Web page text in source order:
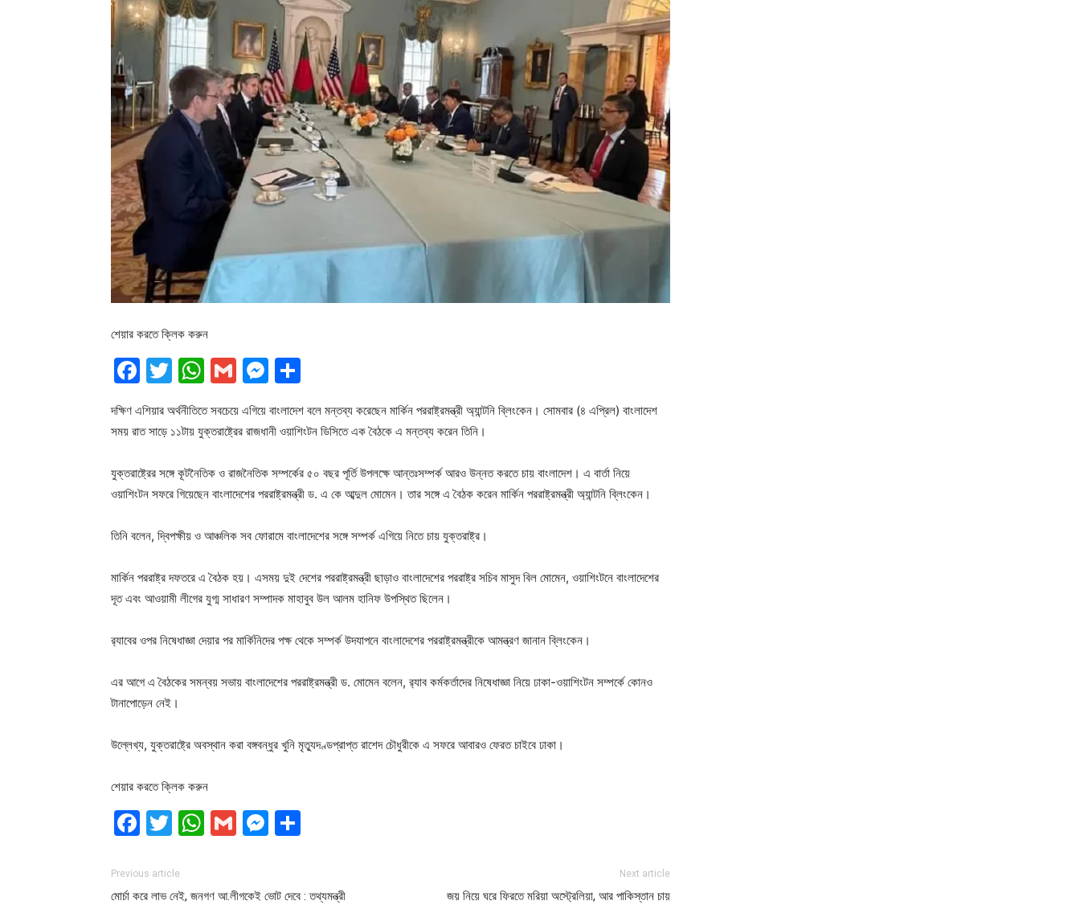
শেয়ার করতে ক্লিক করুন
Facebook
Twitter
WhatsApp
GmailMessenger
দক্ষিণ এশিয়ার অর্থনীতিতে সবচেয়ে এগিয়ে বাংলাদেশ বলে মন্তব্য করেছেন মার্কিন পররাষ্ট্রমন্ত্রী অ্যান্টনি ব্লিংকেন। সোমবার (৪ এপ্রিল) বাংলাদেশ
সময় রাত সাড়ে ১১টায় যুক্তরাষ্ট্রের রাজধানী ওয়াশিংটন ডিসিতে এক বৈঠকে এ মন্তব্য করেন তিনি।
যুক্তরাষ্ট্রের সঙ্গে কূটনৈতিক ও রাজনৈতিক সম্পর্কের ৫০ বছর পূর্তি উপলক্ষে আন্তঃসম্পর্ক আরও উন্নত করতে চায় বাংলাদেশ। এ বার্তা নিয়ে
ওয়াশিংটন সফরে গিয়েছেন বাংলাদেশের পররাষ্ট্রমন্ত্রী ড. এ কে আব্দুল মোমেন। তার সঙ্গে এ বৈঠক করেন মার্কিন পররাষ্ট্রমন্ত্রী অ্যান্টনি ব্লিংকেন।
তিনি বলেন, দ্বিপক্ষীয় ও আঞ্চলিক সব ফোরামে বাংলাদেশের সঙ্গে সম্পর্ক এগিয়ে নিতে চায় যুক্তরাষ্ট্র।
মার্কিন পররাষ্ট্র দফতরে এ বৈঠক হয়। এসময় দুই দেশের পররাষ্ট্রমন্ত্রী ছাড়াও বাংলাদেশের পররাষ্ট্র সচিব মাসুদ বিল মোমেন, ওয়াশিংটনে বাংলাদেশের
দূত এবং আওয়ামী লীগের যুগ্ম সাধারণ সম্পাদক মাহাবুব উল আলম হানিফ উপস্থিত ছিলেন।
র‌্যাবের ওপর নিষেধাজ্ঞা দেয়ার পর মার্কিনিদের পক্ষ থেকে সম্পর্ক উদযাপনে বাংলাদেশের পররাষ্ট্রমন্ত্রীকে আমন্ত্রণ জানান ব্লিংকেন।
এর আগে এ বৈঠকের সমন্বয় সভায় বাংলাদেশের পররাষ্ট্রমন্ত্রী ড. মোমেন বলেন, র‍্যাব কর্মকর্তাদের নিষেধাজ্ঞা নিয়ে ঢাকা-ওয়াশিংটন সম্পর্কে কোনও
টানাপোড়েন নেই।
উল্লেখ্য, যুক্তরাষ্ট্রে অবস্থান করা বঙ্গবন্ধুর খুনি মৃত্যুদণ্ডপ্রাপ্ত রাশেদ চৌধুরীকে এ সফরে আবারও ফেরত চাইবে ঢাকা।
শেয়ার করতে ক্লিক করুন
Facebook
Twitter
WhatsApp
GmailMessenger
Previous article
মোর্চা করে লাভ নেই, জনগণ আ.লীগকেই ভোট দেবে : তথ্যমন্ত্রী
Next article
জয় নিয়ে ঘরে ফিরতে মরিয়া অস্ট্রেলিয়া, আর পাকিস্তান চায়